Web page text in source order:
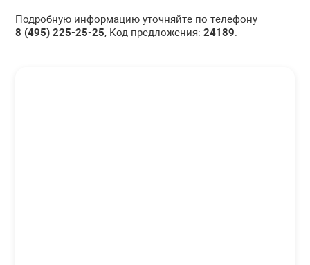
Подробную информацию уточняйте по телефону
8 (495) 225-25-25, Код предложения:24189.